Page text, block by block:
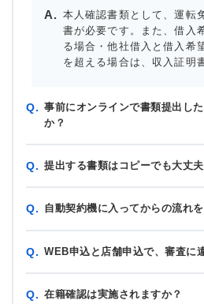
本人確認書類として、運転
書が必要です。また、借入
る場合・他社借入と借入希
を超える場合は、収入証明
Q. 事前にオンラインで書類提出し
か？
Q. 提出する書類はコピーでも大丈
Q. 自動契約機に入ってからの流れ
Q. WEB申込と店舗申込で、審査に
Q. 在籍確認は実施されますか？